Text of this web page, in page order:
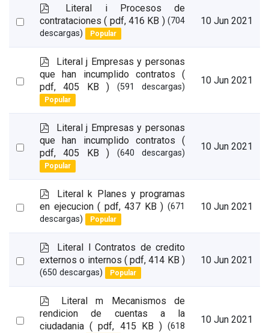
Select
p
d
f
Literal i Procesos de
contrataciones ( pdf, 416 KB ) (704
descargas)
Popular
10 Jun 2021
Select
item
p
d
f
Literal j Empresas y personas
que han incumplido contratos
(
pdf, 405 KB )
(591 descargas)
Popular
10 Jun 2021
Select
item
p
d
f
Literal j Empresas y personas
que han incumplido contratos
(
pdf, 405 KB )
(640 descargas)
Popular
10 Jun 2021
Select
p
d
f
Literal k Planes y programas
en ejecucion ( pdf, 437 KB ) (671
descargas)
Popular
10 Jun 2021
Select
p
d
f
Literal l Contratos de credito
externos o internos ( pdf, 414 KB )
(650 descargas) Popular
10 Jun 2021
Select
p
d
f
Literal m Mecanismos de
rendicion de cuentas a la
ciudadania ( pdf, 415 KB ) (618
10 Jun 2021